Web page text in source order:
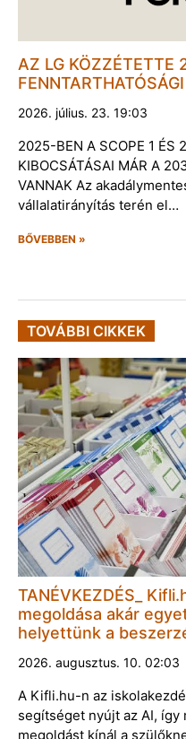
AZ LG KÖZZÉTETTE
2026. július. 23. 19:03
2025-BEN A SCOPE 1 ÉS
KIBOCSÁTÁSAI MÁR A
VANNAK Az
vállalatirányítás terén el…
BŐVEBBEN »
TOVÁBBI CIKKEK
TANÉVKEZDÉS_
megoldása akár
helyettünk a
2026. augusztus. 10. 02:03
A Kifli.hu-n az
segítséget nyújt az AI,
megoldást kínál a